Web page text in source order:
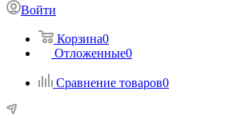
Войти
Корзина0
Отложенные0
Сравнение товаров0